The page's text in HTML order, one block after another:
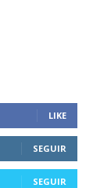
LIKE
SEGUIR
SEGUIR